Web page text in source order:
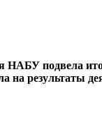
подвела
на результаты